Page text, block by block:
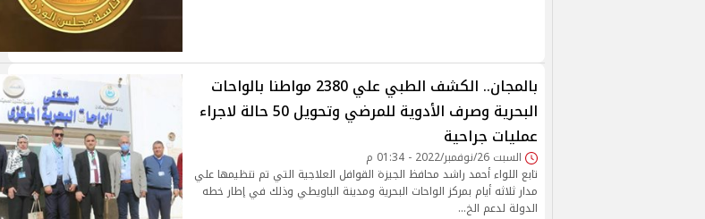
بالمجان.. الكشف الطبي علي 2380 مواطنا بالواحات
البحرية وصرف الأدوية للمرضي وتحويل 50 حالة لاجراء
عمليات جراحية
السبت 26/نوفمبر/2022 - 01:34 م
تابع اللواء أحمد راشد محافظ الجيزة القوافل العلاجية التي تم تنظيمها علي
مدار ثلاثه أيام بمركز الواحات البحرية ومدينة الباويطي وذلك في إطار خطه
الدولة لدعم الخ…